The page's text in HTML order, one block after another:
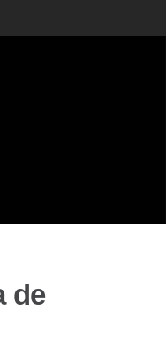
de